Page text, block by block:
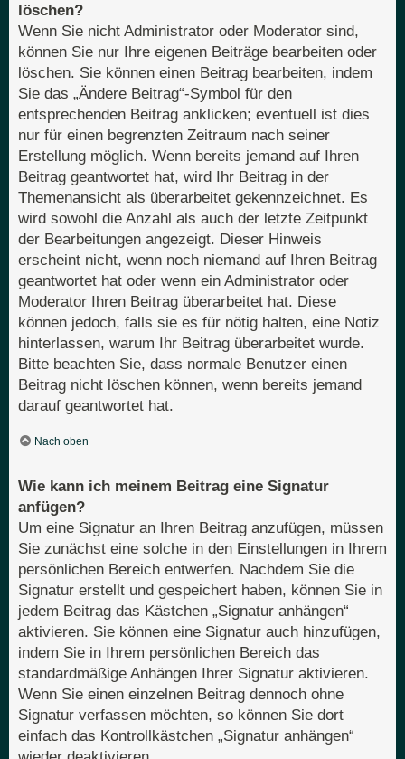
löschen?
Wenn Sie nicht Administrator oder Moderator sind,
können Sie nur Ihre eigenen Beiträge bearbeiten oder
löschen. Sie können einen Beitrag bearbeiten, indem
Sie das „Ändere Beitrag“-Symbol für den
entsprechenden Beitrag anklicken; eventuell ist dies
nur für einen begrenzten Zeitraum nach seiner
Erstellung möglich. Wenn bereits jemand auf Ihren
Beitrag geantwortet hat, wird Ihr Beitrag in der
Themenansicht als überarbeitet gekennzeichnet. Es
wird sowohl die Anzahl als auch der letzte Zeitpunkt
der Bearbeitungen angezeigt. Dieser Hinweis
erscheint nicht, wenn noch niemand auf Ihren Beitrag
geantwortet hat oder wenn ein Administrator oder
Moderator Ihren Beitrag überarbeitet hat. Diese
können jedoch, falls sie es für nötig halten, eine Notiz
hinterlassen, warum Ihr Beitrag überarbeitet wurde.
Bitte beachten Sie, dass normale Benutzer einen
Beitrag nicht löschen können, wenn bereits jemand
darauf geantwortet hat.
Nach oben
Wie kann ich meinem Beitrag eine Signatur
anfügen?
Um eine Signatur an Ihren Beitrag anzufügen, müssen
Sie zunächst eine solche in den Einstellungen in Ihrem
persönlichen Bereich entwerfen. Nachdem Sie die
Signatur erstellt und gespeichert haben, können Sie in
jedem Beitrag das Kästchen „Signatur anhängen“
aktivieren. Sie können eine Signatur auch hinzufügen,
indem Sie in Ihrem persönlichen Bereich das
standardmäßige Anhängen Ihrer Signatur aktivieren.
Wenn Sie einen einzelnen Beitrag dennoch ohne
Signatur verfassen möchten, so können Sie dort
einfach das Kontrollkästchen „Signatur anhängen“